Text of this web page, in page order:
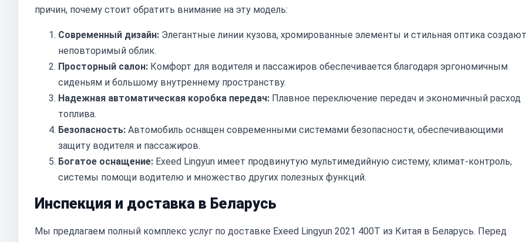
причин, почему стоит обратить внимание на эту модель:
Современный дизайн: Элегантные линии кузова, хромированные элементы и стильная оптика создают
неповторимый облик.
Просторный салон: Комфорт для водителя и пассажиров обеспечивается благодаря эргономичным
сиденьям и большому внутреннему пространству.
Надежная автоматическая коробка передач: Плавное переключение передач и экономичный расход
топлива.
Безопасность: Автомобиль оснащен современными системами безопасности, обеспечивающими
защиту водителя и пассажиров.
Богатое оснащение: Exeed Lingyun имеет продвинутую мультимедийную систему, климат-контроль,
системы помощи водителю и множество других полезных функций.
Инспекция и доставка в Беларусь
Мы предлагаем полный комплекс услуг по доставке Exeed Lingyun 2021 400T из Китая в Беларусь. Перед